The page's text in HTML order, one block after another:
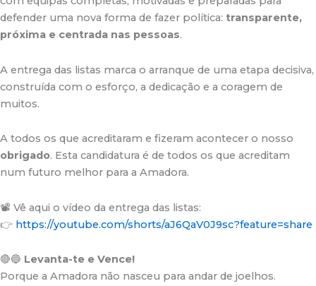
defender uma nova forma de fazer política: transparente,
próxima e centrada nas pessoas.
A entrega das listas marca o arranque de uma etapa decisiva,
construída com o esforço, a dedicação e a coragem de
muitos.
A todos os que acreditaram e fizeram acontecer o nosso
obrigado. Esta candidatura é de todos os que acreditam
num futuro melhor para a Amadora.
📽️ Vê aqui o vídeo da entrega das listas:
👉 https://youtube.com/shorts/aJ6QaV0J9sc?feature=share
🔴🔵 Levanta-te e Vence!
Porque a Amadora não nasceu para andar de joelhos.